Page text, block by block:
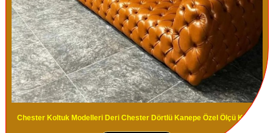
Chester Koltuk Modelleri Deri Chester Dörtlü Kanepe Özel Ölçü Koltuk